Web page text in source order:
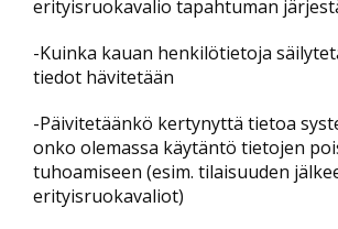
erityisruokavalio tapahtuman
-Kuinka kauan henkilötietoja
tiedot hävitetään
-Päivitetäänkö kertynyttä tietoa
onko olemassa käytäntö tietojen
tuhoamiseen (esim. tilaisuuden
erityisruokavaliot)